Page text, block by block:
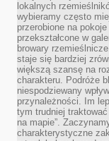
lokalnych
wybieramy często
przerobione na
przekształcone w
browary
staje się bardziej
większą szansę na
charakteru. Podróże
niespodziewany
przynależności. Im
tym trudniej
na mapie”.
charakterystyczne